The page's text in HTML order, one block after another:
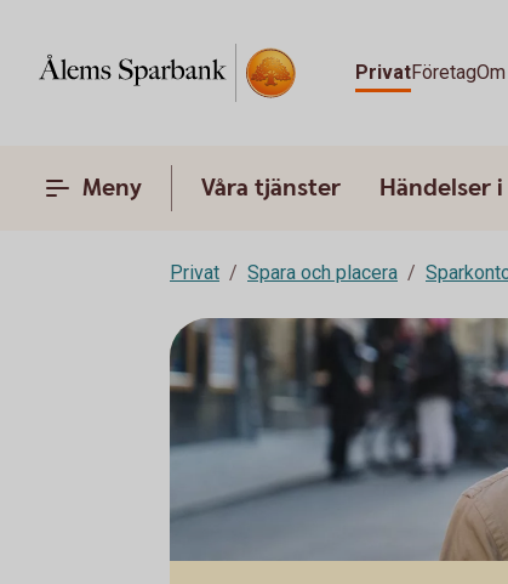
PrivatFöretag
Meny Våra tjänster Händelser
Privat Spara och placera